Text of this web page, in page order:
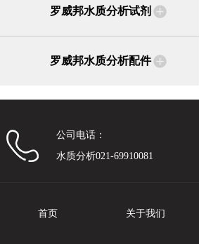
罗威邦水质分析试剂
罗威邦水质分析配件
公司电话：
水质分析021-69910081
首页 关于我们